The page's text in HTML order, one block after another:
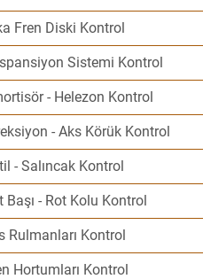
Fren Diski Kontrol
Sistemi Kontrol
- Helezon Kontrol
- Aks Körük Kontrol
- Salıncak Kontrol
Başı - Rot Kolu Kontrol
Rulmanları Kontrol
Hortumları Kontrol